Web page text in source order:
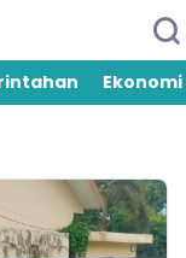
Ekonomi